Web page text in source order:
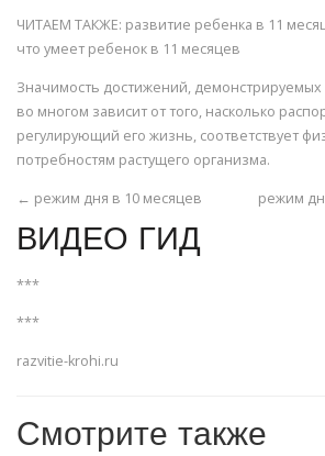
ЧИТАЕМ ТАКЖЕ: развитие ребенка в 11
что умеет ребенок в 11 месяцев
Значимость достижений,
во многом зависит от того, насколько
регулирующий его жизнь, соответствует
потребностям растущего организма.
← режим дня в 10 месяцев режим дня
ВИДЕО ГИД
***
***
razvitie-krohi.ru
Смотрите также